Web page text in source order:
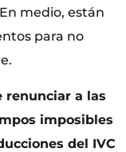
medio, están
para no
renunciar a las
imposibles
del IVC